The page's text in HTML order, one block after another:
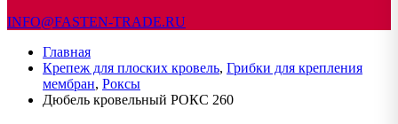
INFO@FASTEN-TRADE.RU
Главная
Крепеж для плоских кровель, Грибки для крепления
мембран, Роксы
Дюбель кровельный РОКС 260